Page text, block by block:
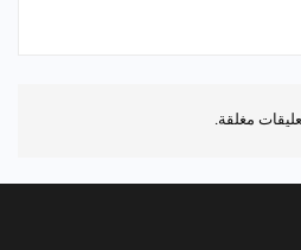
مغلقة.